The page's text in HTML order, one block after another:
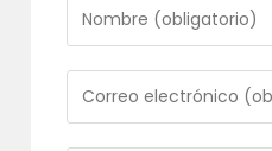
tu
nombre
o
nombre
de
tu
dirección